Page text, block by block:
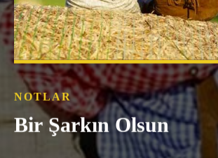
NOTLAR
Bir Şarkın Olsun